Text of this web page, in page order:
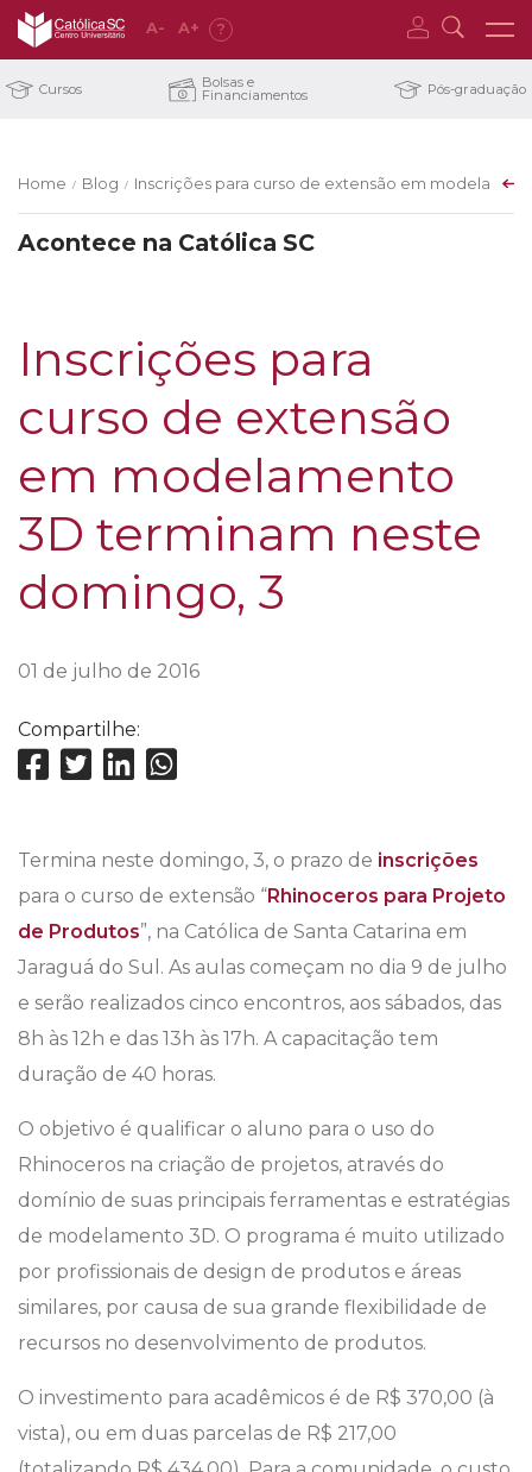
A- A+ ?
Cursos Bolsas e
Financiamentos Pós-graduação
Home / Blog / Inscrições para curso de extensão em
Acontece na Católica SC
Inscrições para
curso de extensão
em modelamento
3D terminam neste
domingo, 3
01 de julho de 2016
Compartilhe:
Termina neste domingo, 3, o prazo de inscrições
para o curso de extensão “Rhinoceros para Projeto
de Produtos”, na Católica de Santa Catarina em
Jaraguá do Sul. As aulas começam no dia 9 de julho
e serão realizados cinco encontros, aos sábados, das
8h às 12h e das 13h às 17h. A capacitação tem
duração de 40 horas.
O objetivo é qualificar o aluno para o uso do
Rhinoceros na criação de projetos, através do
domínio de suas principais ferramentas e estratégias
de modelamento 3D. O programa é muito utilizado
por profissionais de design de produtos e áreas
similares, por causa de sua grande flexibilidade de
recursos no desenvolvimento de produtos.
O investimento para acadêmicos é de R$ 370,00 (à
vista), ou em duas parcelas de R$ 217,00